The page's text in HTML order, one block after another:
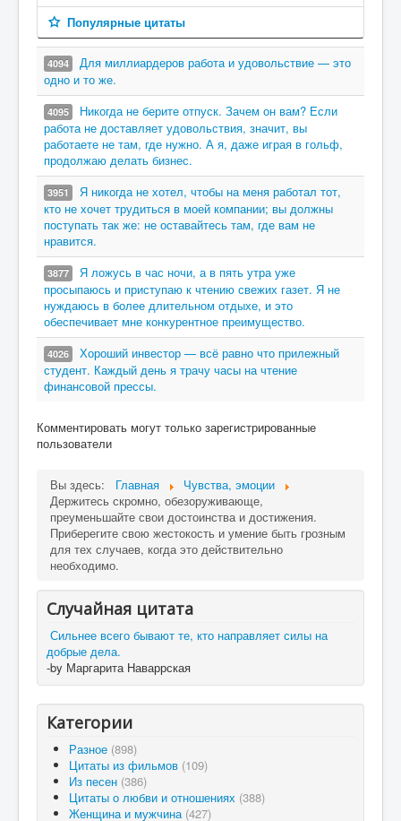
Популярные цитаты
4094
Для миллиардеров работа и удовольствие — это
одно и то же.
4095
Никогда не берите отпуск. Зачем он вам? Если
работа не доставляет удовольствия, значит, вы
работаете не там, где нужно. А я, даже играя в гольф,
продолжаю делать бизнес.
3951
Я никогда не хотел, чтобы на меня работал тот,
кто не хочет трудиться в моей компании; вы должны
поступать так же: не оставайтесь там, где вам не
нравится.
3877
Я ложусь в час ночи, а в пять утра уже
просыпаюсь и приступаю к чтению свежих газет. Я не
нуждаюсь в более длительном отдыхе, и это
обеспечивает мне конкурентное преимущество.
4026
Хороший инвестор — всё равно что прилежный
студент. Каждый день я трачу часы на чтение
финансовой прессы.
Комментировать могут только зарегистрированные
пользователи
Вы здесь: Главная
Чувства, эмоции
Держитесь скромно, обезоруживающе,
преуменьшайте свои достоинства и достижения.
Приберегите свою жестокость и умение быть грозным
для тех случаев, когда это действительно
необходимо.
Случайная цитата
Сильнее всего бывают те, кто направляет силы на
добрые дела.
-by Маргарита Наваррская
Категории
Разное (898)
Цитаты из фильмов (109)
Из песен (386)
Цитаты о любви и отношениях (388)
Женщина и мужчина (427)